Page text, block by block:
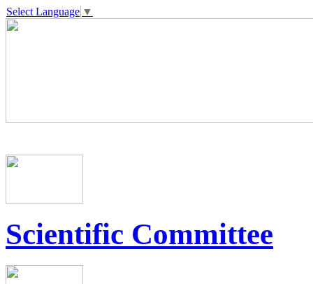
Select Language ▼
Scientific Committee